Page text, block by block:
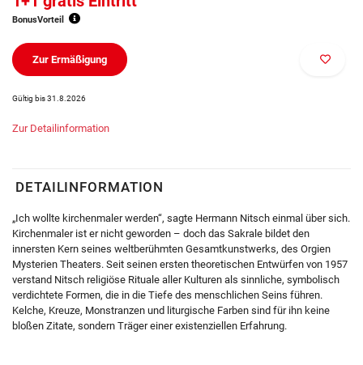
BonusVorteil
Zur Ermäßigung
Gültig bis 31.8.2026
Zur Detailinformation
DETAILINFORMATION
„Ich wollte kirchenmaler werden“, sagte Hermann Nitsch einmal über sich.
Kirchenmaler ist er nicht geworden – doch das Sakrale bildet den
innersten Kern seines weltberühmten Gesamtkunstwerks, des Orgien
Mysterien Theaters. Seit seinen ersten theoretischen Entwürfen von 1957
verstand Nitsch religiöse Rituale aller Kulturen als sinnliche, symbolisch
verdichtete Formen, die in die Tiefe des menschlichen Seins führen.
Kelche, Kreuze, Monstranzen und liturgische Farben sind für ihn keine
bloßen Zitate, sondern Träger einer existenziellen Erfahrung.